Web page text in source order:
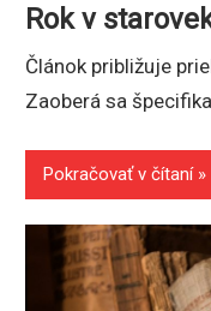
Rok v
Článok približuje
Zaoberá sa
Pokračovať v čítaní